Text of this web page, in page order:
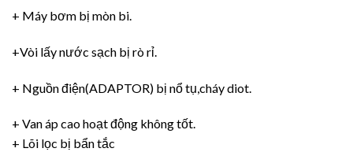
+ Máy bơm bị mòn bi.
+Vòi lấy nước sạch bị rò rỉ.
+ Nguồn điện(ADAPTOR) bị nổ tụ,cháy diot.
+ Van áp cao hoạt động không tốt.
+ Lõi lọc bị bẩn tắc